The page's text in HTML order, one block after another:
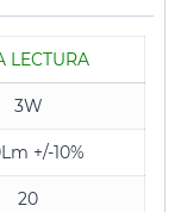
LECTURA
3W
+/-10%
20